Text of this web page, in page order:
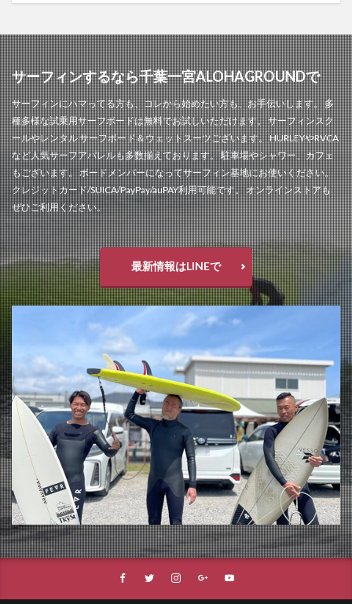
サーフィンするなら千葉一宮ALOHAGROUNDで
サーフィンにハマってる方も、コレから始めたい方も、お手伝いします。 多
種多様な試乗用サーフボードは無料でお試しいただけます。 サーフィンスク
ールやレンタル サーフボード＆ウェットスーツございます。 HURLEYやRVCA
など人気サーフアパレルも多数揃えております。 駐車場やシャワー、カフェ
もございます。 ボードメンバーになってサーフィン基地にお使いください。
クレジットカード/SUICA/PayPay/auPAY利用可能です。 オンラインストアも
ぜひご利用ください。
最新情報はLINEで